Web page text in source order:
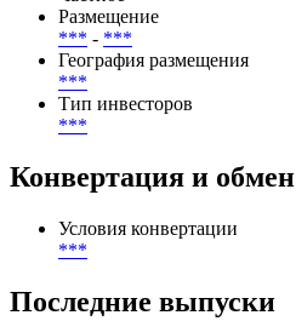
Способ размещения
Открытая подписка
Тип размещения
Частное
Размещение
***
Тип инвесторов
Конвертация и обмен
Условия конвертации